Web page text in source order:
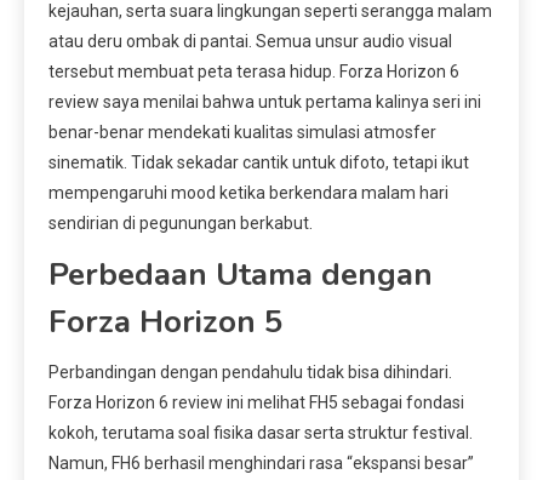
kejauhan, serta suara lingkungan seperti serangga malam
atau deru ombak di pantai. Semua unsur audio visual
tersebut membuat peta terasa hidup. Forza Horizon 6
review saya menilai bahwa untuk pertama kalinya seri ini
benar-benar mendekati kualitas simulasi atmosfer
sinematik. Tidak sekadar cantik untuk difoto, tetapi ikut
mempengaruhi mood ketika berkendara malam hari
sendirian di pegunungan berkabut.
Perbedaan Utama dengan
Forza Horizon 5
Perbandingan dengan pendahulu tidak bisa dihindari.
Forza Horizon 6 review ini melihat FH5 sebagai fondasi
kokoh, terutama soal fisika dasar serta struktur festival.
Namun, FH6 berhasil menghindari rasa “ekspansi besar”